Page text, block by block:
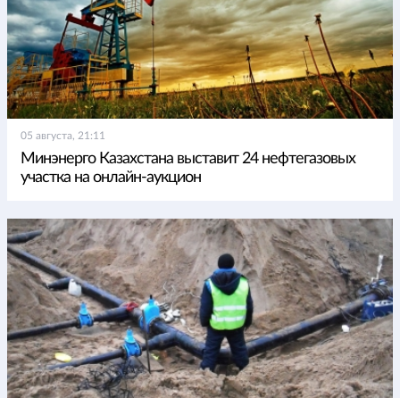
05 августа, 21:11
Минэнерго Казахстана выставит 24 нефтегазовых
участка на онлайн-аукцион